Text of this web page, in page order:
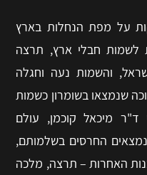
על מפת הנחלות בארץ
לשמות חבלי ארץ, תרצה
והשמות נעה וחגלה
שנמצאו בשומרון כשמות
מיכאל קוכמן, עולם
היו נמצאים החרסים בשלמותם,
האחרות – תרצה, מלכה